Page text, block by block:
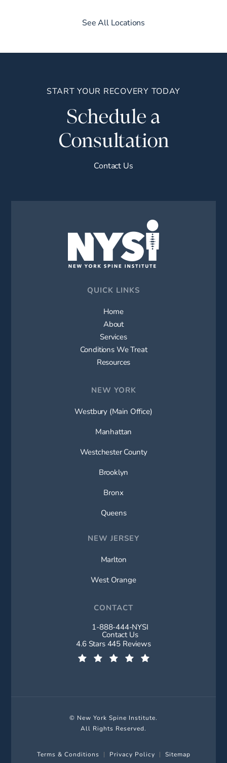
See All Locations
START YOUR RECOVERY TODAY
Schedule a
Consultation
Contact Us
QUICK LINKS
Home
About
Services
Conditions We Treat
Resources
NEW YORK
Westbury (Main Office)
Manhattan
Westchester County
Brooklyn
Bronx
Queens
NEW JERSEY
Marlton
West Orange
CONTACT
Call New York Spine Institute on
1-888-444-NYSI
Contact Us
New York Spine Institute reviews:
4.6 Stars 445 Reviews
© New York Spine Institute.
All Rights Reserved.
Terms & Conditions Privacy Policy Sitemap